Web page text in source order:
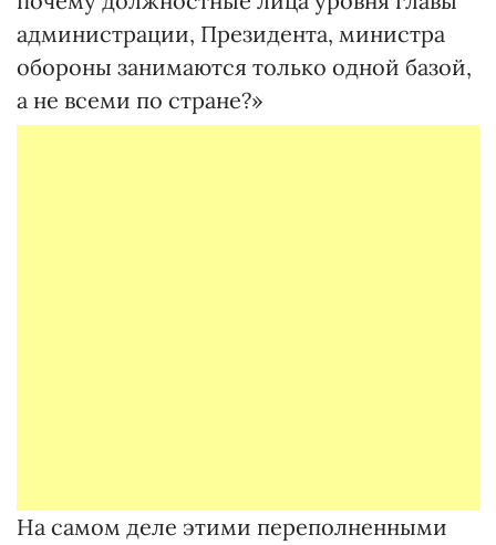
администрации, Президента, министра
обороны занимаются только одной базой,
а не всеми по стране?»
На самом деле этими переполненными